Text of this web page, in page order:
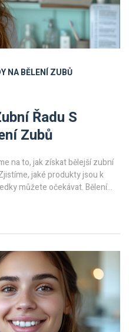
NA BĚLENÍ ZUBŮ
Řadu S
Zubů
na to, jak získat bělejší zubní
jaké produkty jsou k
můžete očekávat. Bělení
jak získat bělejší zuby, jste